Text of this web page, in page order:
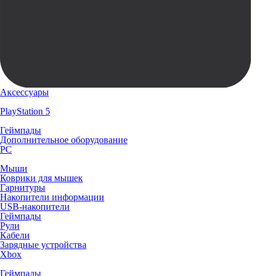
Аксессуары
PlayStation 5
Геймпады
Дополнительное оборудование
PC
Мыши
Коврики для мышек
Гарнитуры
Накопители информации
USB-накопители
Геймпады
Рули
Кабели
Зарядные устройства
Xbox
Геймпады